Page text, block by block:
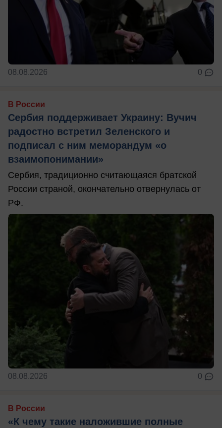
08.08.2026 0
В России
Сербия поддерживает Украину: Вучич
радостно встретил Зеленского и
подписал с ним меморандум «о
взаимопонимании»
Сербия, традиционно считающаяся братской
России страной, окончательно отвернулась от
РФ.
08.08.2026 0
В России
«К чему такие наложившие полные